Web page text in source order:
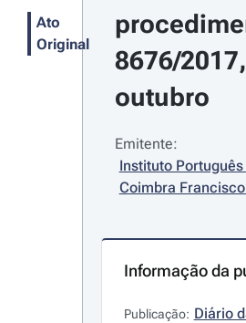
Ato
Original
8676/
outubro
Emitente:
Instituto
Coimbra Francisco
Informação da
Publicação: Diário